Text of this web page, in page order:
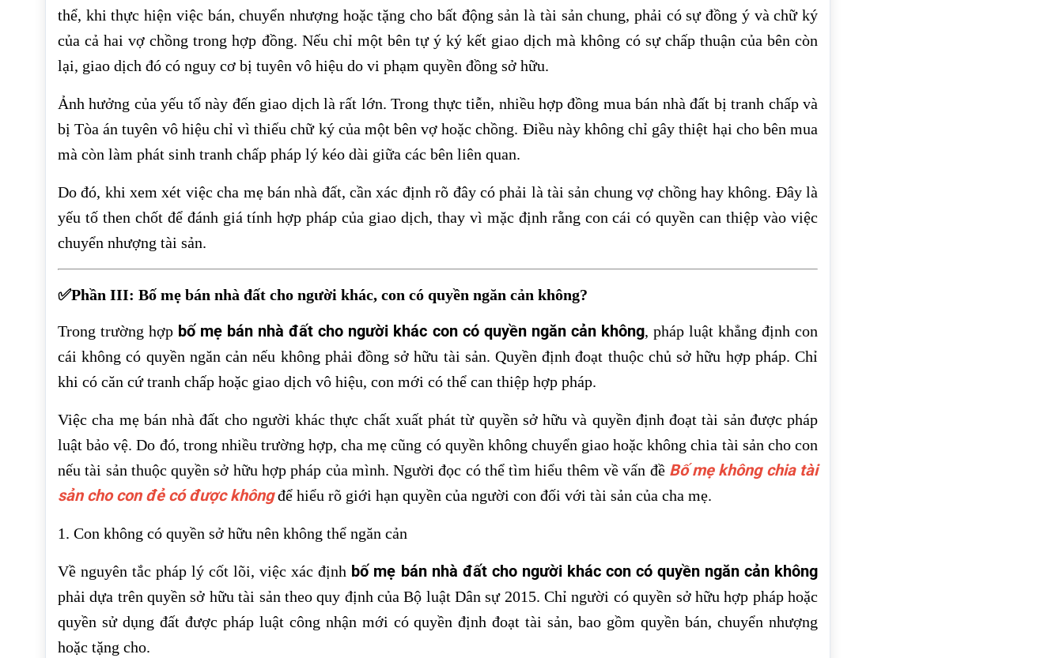
thể, khi thực hiện việc bán, chuyển nhượng hoặc tặng cho bất động sản là tài sản chung, phải có sự đồng ý và chữ ký
của cả hai vợ chồng trong hợp đồng. Nếu chỉ một bên tự ý ký kết giao dịch mà không có sự chấp thuận của bên còn
lại, giao dịch đó có nguy cơ bị tuyên vô hiệu do vi phạm quyền đồng sở hữu.
Ảnh hưởng của yếu tố này đến giao dịch là rất lớn. Trong thực tiễn, nhiều hợp đồng mua bán nhà đất bị tranh chấp và
bị Tòa án tuyên vô hiệu chỉ vì thiếu chữ ký của một bên vợ hoặc chồng. Điều này không chỉ gây thiệt hại cho bên mua
mà còn làm phát sinh tranh chấp pháp lý kéo dài giữa các bên liên quan.
Do đó, khi xem xét việc cha mẹ bán nhà đất, cần xác định rõ đây có phải là tài sản chung vợ chồng hay không. Đây là
yếu tố then chốt để đánh giá tính hợp pháp của giao dịch, thay vì mặc định rằng con cái có quyền can thiệp vào việc
chuyển nhượng tài sản.
✅Phần III: Bố mẹ bán nhà đất cho người khác, con có quyền ngăn cản không?
Trong trường hợp bố mẹ bán nhà đất cho người khác con có quyền ngăn cản không, pháp luật khẳng định con
cái không có quyền ngăn cản nếu không phải đồng sở hữu tài sản. Quyền định đoạt thuộc chủ sở hữu hợp pháp. Chỉ
khi có căn cứ tranh chấp hoặc giao dịch vô hiệu, con mới có thể can thiệp hợp pháp.
Việc cha mẹ bán nhà đất cho người khác thực chất xuất phát từ quyền sở hữu và quyền định đoạt tài sản được pháp
luật bảo vệ. Do đó, trong nhiều trường hợp, cha mẹ cũng có quyền không chuyển giao hoặc không chia tài sản cho con
nếu tài sản thuộc quyền sở hữu hợp pháp của mình. Người đọc có thể tìm hiểu thêm về vấn đề Bố mẹ không chia tài
sản cho con đẻ có được khôngđể hiểu rõ giới hạn quyền của người con đối với tài sản của cha mẹ.
1. Con không có quyền sở hữu nên không thể ngăn cản
Về nguyên tắc pháp lý cốt lõi, việc xác định bố mẹ bán nhà đất cho người khác con có quyền ngăn cản không
phải dựa trên quyền sở hữu tài sản theo quy định của Bộ luật Dân sự 2015. Chỉ người có quyền sở hữu hợp pháp hoặc
quyền sử dụng đất được pháp luật công nhận mới có quyền định đoạt tài sản, bao gồm quyền bán, chuyển nhượng
hoặc tặng cho.